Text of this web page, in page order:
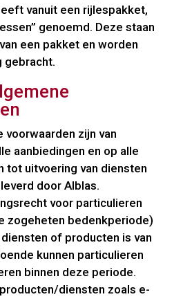
vanuit een rijlespakket,
genoemd. Deze staan
een pakket en worden
gebracht.
voorwaarden zijn van
aanbiedingen en op alle
tot uitvoering van diensten
door Alblas.
voor particulieren
zogeheten bedenkperiode)
of producten is van
kunnen particulieren
binnen deze periode.
diensten zoals e-